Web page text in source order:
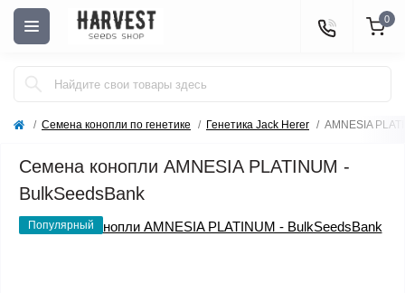
0
Семена конопли по генетике Генетика Jack Herer AMNESIA
Семена конопли AMNESIA PLATINUM -
BulkSeedsBank
Популярный